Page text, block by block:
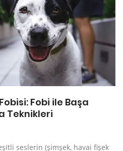
Fobi ile Başa
Teknikleri
seslerin (şimşek, havai fişek